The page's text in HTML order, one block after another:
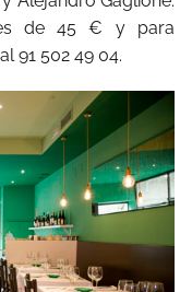
de 45 € y para
91 502 49 04.